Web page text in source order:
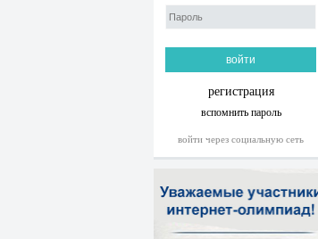
регистрация
вспомнить пароль
войти через социальную сеть